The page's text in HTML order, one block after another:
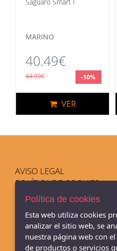
MARINO
40.49€
44.99€ -10%
VER
AVISO LEGAL
POLÍTICA DE COOKIES
ENVÍOS Y DEVOLUCIONES
Política de cookies
Esta web utiliza cookies
analizar el sitio web, se
nuestra página web con
de productos o servicios